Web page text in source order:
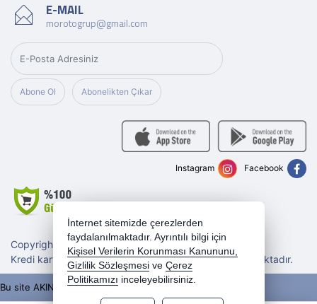
E-MAIL
morotogrup@gmail.com
Abone Ol Abonelikten Çıkar
Copyright 2026 morotogrup.com - Tüm hakları saklıdır.
Kredi kartı bilgileriniz 256bit SSL sertifikası ile korunmaktadır.
Facebook
Instagram
Bu site AKINSOFT E-Ticaret ile hazırlanmıştır.
İnternet sitemizde çerezlerden
faydalanılmaktadır. Ayrıntılı bilgi için
Kişisel Verilerin Korunması Kanununu,
Gizlilik Sözleşmesi ve Çerez
Politikamızı inceleyebilirsiniz.